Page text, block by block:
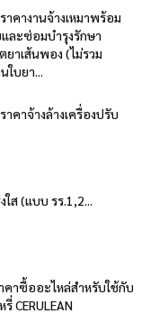
คางานจ้างเหมาพร้อม
ละซ่อมบำรุงรักษา
ยาเส้นพอง (ไม่รวม
ใบยา...
คาจ้างล้างเครื่องปรับ
ใส (แบบ รร.1,2...
คาซื้ออะไหล่สำหรับใช้กับ
CERULEAN